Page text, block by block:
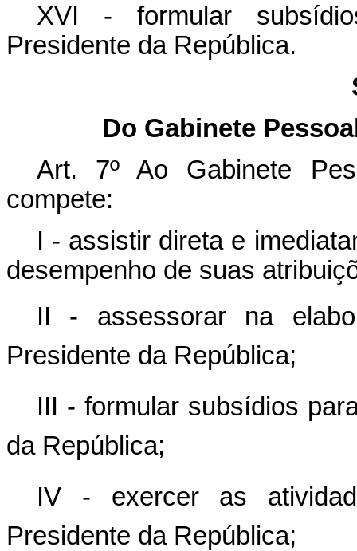
XVI - formular
Presidente da República.
Do Gabinete
Art. 7º Ao Gabinete
compete:
I - assistir direta e
desempenho de suas
II - assessorar na
Presidente da República;
III - formular subsídios
da República;
IV - exercer as
Presidente da República;